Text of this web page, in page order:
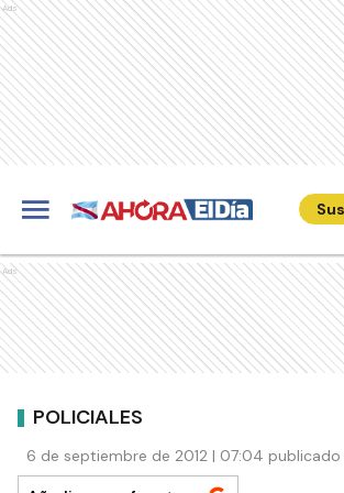
Ads
Ads
POLICIALES
6 de septiembre de 2012 | 07:04 publicado